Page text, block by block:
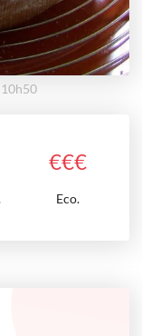
€€€
Eco.